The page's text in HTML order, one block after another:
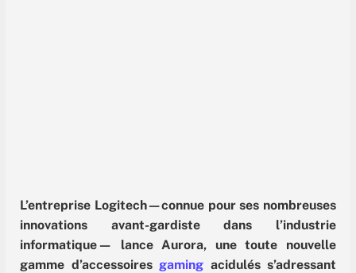
L’entreprise Logitech—connue pour ses nombreuses
innovations avant-gardiste dans l’industrie
informatique— lance Aurora, une toute nouvelle
gamme d’accessoires gaming acidulés s’adressant